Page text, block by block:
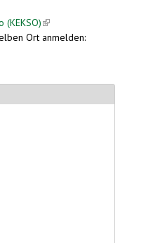
(KEKSO)(link is external)
Ort anmelden: